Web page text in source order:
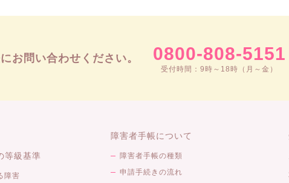
お問い合わせください。 0800-808-5151
受付時間：9時～18時（月～金）
等級基準
障害
障害者手帳について
障害者手帳の種類
申請手続きの流れ